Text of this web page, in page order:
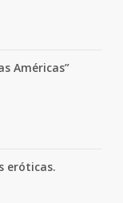
Américas”
eróticas.